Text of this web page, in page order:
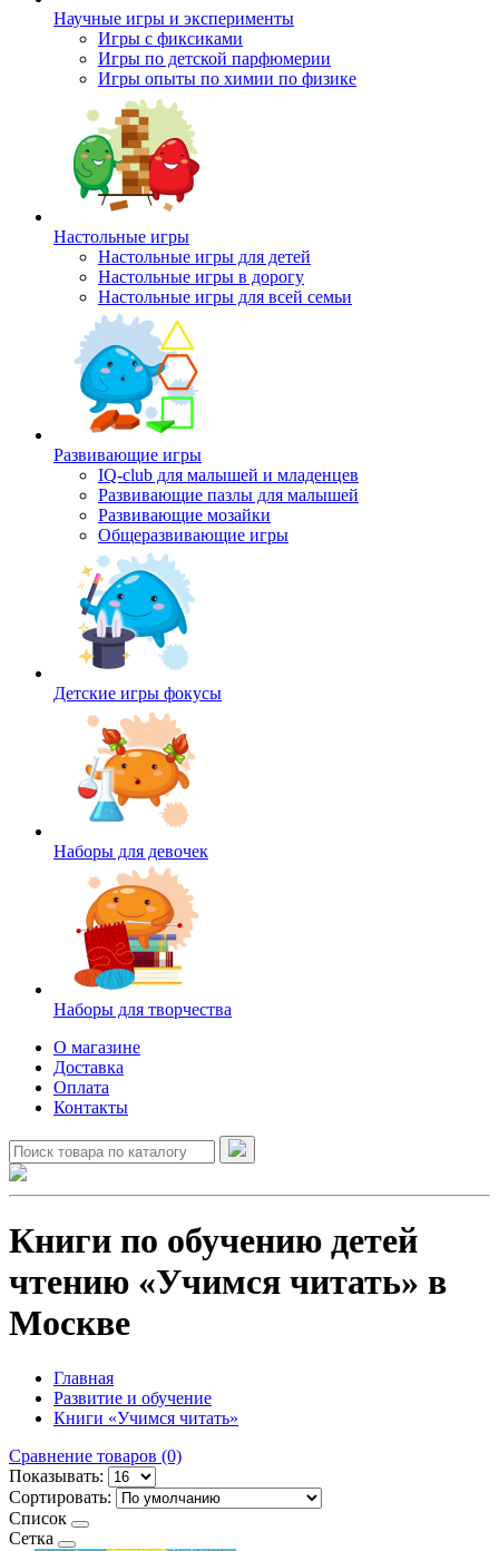
Научные игры и эксперименты
Игры с фиксиками
Игры по детской парфюмерии
Игры опыты по химии по физике
Настольные игры
Настольные игры для детей
Настольные игры в дорогу
Настольные игры для всей семьи
Развивающие игры
IQ-club для малышей и младенцев
Развивающие пазлы для малышей
Развивающие мозайки
Общеразвивающие игры
Детские игры фокусы
Наборы для девочек
Наборы для творчества
О магазине
Доставка
Оплата
Контакты
Книги по обучению детей
чтению «Учимся читать» в
Москве
Главная
Развитие и обучение
Книги «Учимся читать»
Сравнение товаров (0)
Показывать:
Сортировать:
Список
Сетка